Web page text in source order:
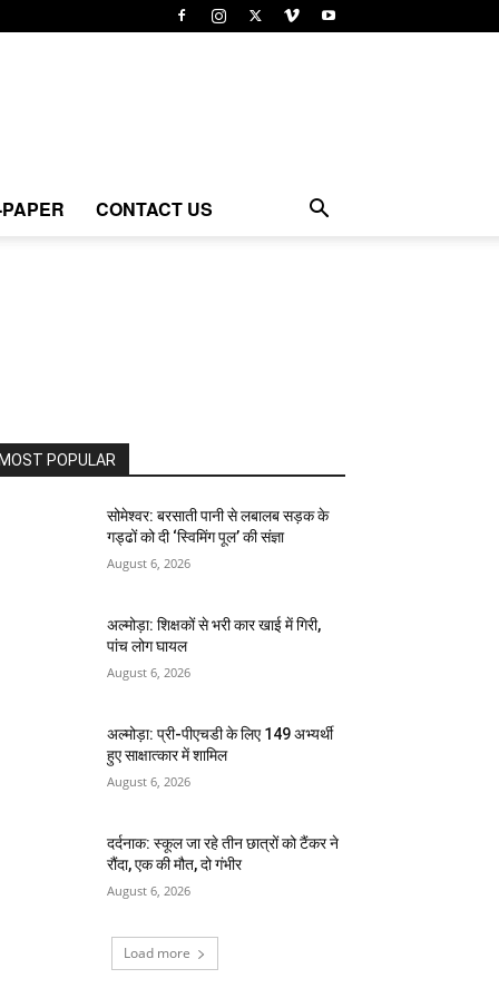
CONTACT US
MOST POPULAR
सोमेश्वर: बरसाती पानी से लबालब सड़क के
गड्ढों को दी ‘स्विमिंग पूल’ की संज्ञा
August 6, 2026
अल्मोड़ा: शिक्षकों से भरी कार खाई में गिरी,
पांच लोग घायल
August 6, 2026
अल्मोड़ा: प्री-पीएचडी के लिए 149 अभ्यर्थी
हुए साक्षात्कार में शामिल
August 6, 2026
दर्दनाक: स्कूल जा रहे तीन छात्रों को टैंकर ने
रौंदा, एक की मौत, दो गंभीर
August 6, 2026
Load more